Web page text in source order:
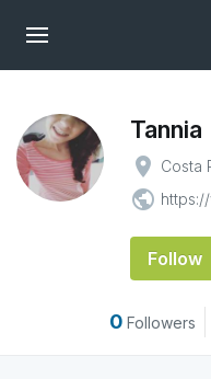
Tannia
place Costa
public
Follow
0 Followers